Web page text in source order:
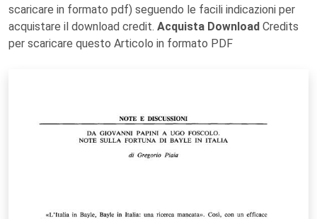
scaricare in formato pdf) seguendo le facili indicazioni per
acquistare il download credit. Acquista Download Credits
per scaricare questo Articolo in formato PDF